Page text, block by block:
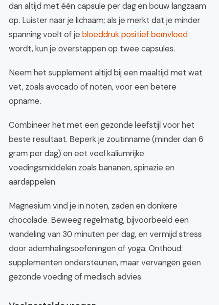
dan altijd met één capsule per dag en bouw langzaam
op. Luister naar je lichaam; als je merkt dat je minder
spanning voelt of je bloeddruk positief beïnvloed
wordt, kun je overstappen op twee capsules.
Neem het supplement altijd bij een maaltijd met wat
vet, zoals avocado of noten, voor een betere
opname.
Combineer het met een gezonde leefstijl voor het
beste resultaat. Beperk je zoutinname (minder dan 6
gram per dag) en eet veel kaliumrijke
voedingsmiddelen zoals bananen, spinazie en
aardappelen.
Magnesium vind je in noten, zaden en donkere
chocolade. Beweeg regelmatig, bijvoorbeeld een
wandeling van 30 minuten per dag, en vermijd stress
door ademhalingsoefeningen of yoga. Onthoud:
supplementen ondersteunen, maar vervangen geen
gezonde voeding of medisch advies.